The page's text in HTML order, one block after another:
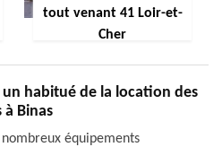
tout venant 41 Loir-et-
Cher
habitué de la location des
à Binas
équipements